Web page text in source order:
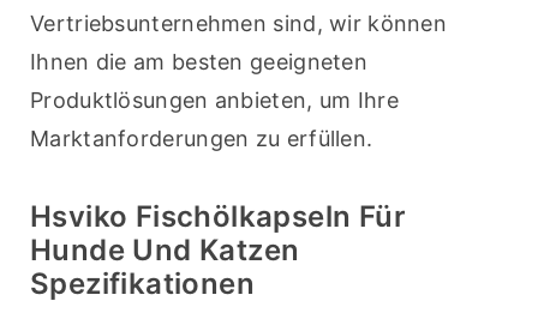
Vertriebsunternehmen sind, wir können
Ihnen die am besten geeigneten
Produktlösungen anbieten, um Ihre
Marktanforderungen zu erfüllen.
Hsviko Fischölkapseln Für
Hunde Und Katzen
Spezifikationen